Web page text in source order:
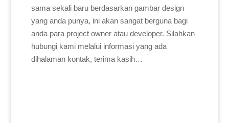
sama sekali baru berdasarkan gambar design
yang anda punya, ini akan sangat berguna bagi
anda para project owner atau developer. Silahkan
hubungi kami melalui informasi yang ada
dihalaman kontak, terima kasih…